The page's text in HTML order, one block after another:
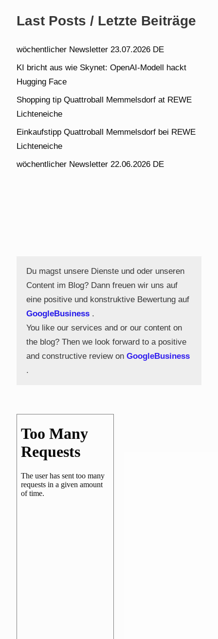
Last Posts / Letzte Beiträge
wöchentlicher Newsletter 23.07.2026 DE
KI bricht aus wie Skynet: OpenAI-Modell hackt
Hugging Face
Shopping tip Quattroball Memmelsdorf at REWE
Lichteneiche
Einkaufstipp Quattroball Memmelsdorf bei REWE
Lichteneiche
wöchentlicher Newsletter 22.06.2026 DE
Du magst unsere Dienste und oder unseren
Content im Blog? Dann freuen wir uns auf
eine positive und konstruktive Bewertung auf
GoogleBusiness .
You like our services and or our content on
the blog? Then we look forward to a positive
and constructive review on GoogleBusiness
.